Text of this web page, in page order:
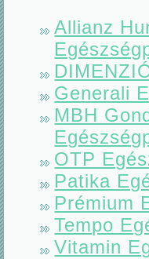
Allianz
Generali
MBH
OTP
Patika
Prémium
Tempo
Vitamin